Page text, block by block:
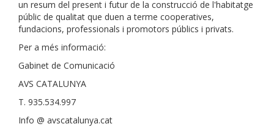
un resum del present i futur de la construcció de l'habitatge
públic de qualitat que duen a terme cooperatives,
fundacions, professionals i promotors públics i privats.
Per a més informació:
Gabinet de Comunicació
AVS CATALUNYA
T. 935.534.997
Info @ avscatalunya.cat